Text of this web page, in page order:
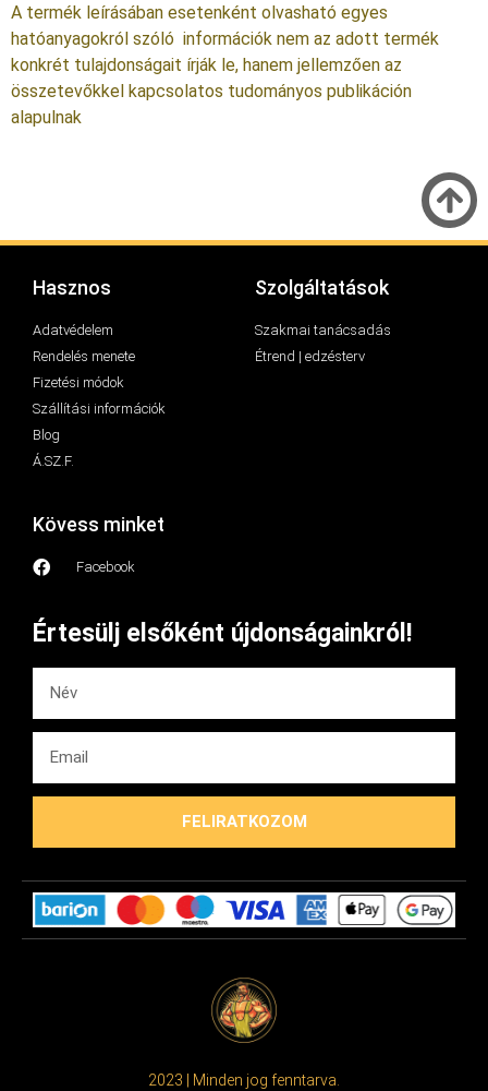
A termék leírásában esetenként olvasható egyes
hatóanyagokról szóló információk nem az adott termék
konkrét tulajdonságait írják le, hanem jellemzően az
összetevőkkel kapcsolatos tudományos publikáción
alapulnak
Hasznos
Adatvédelem
Rendelés menete
Fizetési módok
Szállítási információk
Blog
Á.SZ.F.
Szolgáltatások
Szakmai tanácsadás
Étrend | edzésterv
Kövess minket
Facebook
Értesülj elsőként újdonságainkról!
FELIRATKOZOM
2023 | Minden jog fenntarva.